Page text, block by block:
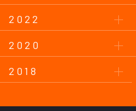
2022
2020
2018